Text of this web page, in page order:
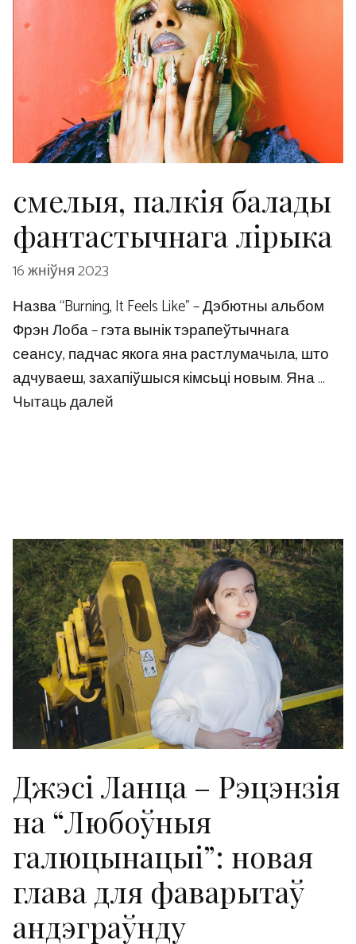
смелыя, палкія балады
фантастычнага лірыка
16 жніўня 2023
Назва “Burning, It Feels Like” – Дэбютны альбом
Фрэн Лоба – гэта вынік тэрапеўтычнага
сеансу, падчас якога яна растлумачыла, што
адчуваеш, захапіўшыся кімсьці новым. Яна …
Чытаць далей
Джэсі Ланца – Рэцэнзія
на “Любоўныя
галюцынацыі”: новая
глава для фаварытаў
андэграўнду